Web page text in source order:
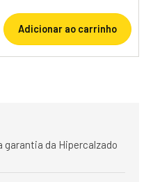
Adicionar ao carrinho
garantia da Hipercalzado